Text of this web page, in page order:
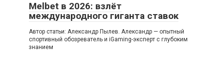
Melbet в 2026: взлёт
международного гиганта ставок
Автор статьи: Александр Пылев. Александр — опытный
спортивный обозреватель и iGaming-эксперт с глубоким
знанием